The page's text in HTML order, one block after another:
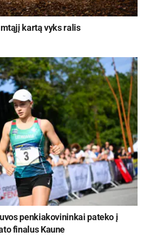
kartą vyks ralis
penkiakovininkai pateko į
finalus Kaune